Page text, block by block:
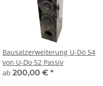
Bausatzerweiterung U-Do 54
von U-Do 52 Passiv
ab 200,00 € *